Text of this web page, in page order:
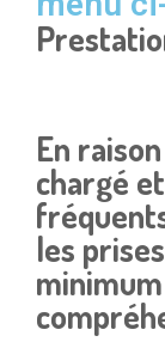
En
chargé
les